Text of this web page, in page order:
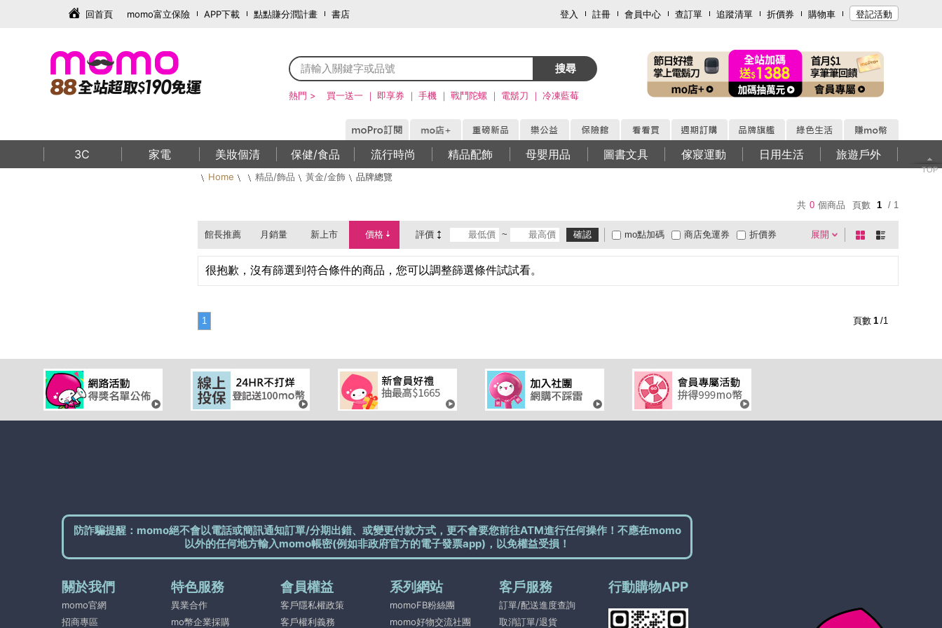
回首頁 momo富立保險 APP下載 點點賺分潤計畫 書店 登入 註冊 會員中心 查訂單 追蹤清單 折價券 購物車 登記活動
搜尋
熱門 > 買一送一 即享券 手機 戰鬥陀螺 電鬍刀 冷凍藍莓
3C 家電 美妝個清 保健/食品 流行時尚 精品配飾 母嬰用品 圖書文具 傢寢運動 日用生活 旅遊戶外
Home 精品/飾品 黃金/金飾 品牌總覽
共 0 個商品 頁數 1 / 1
館長推薦 月銷量 新上市 價格 評價 ~ 確認 展開
mo點加碼 商店免運券
折價券
0利率
商品有量
快速到貨
棋
盤
列
很抱歉，沒有篩選到符合條件的商品，您可以調整篩選條件試試看。
頁數 1 /1
1
TOP
防詐騙提醒：momo絕不會以電話或簡訊通知訂單/分期出錯、或變更付款方式，更不會要您前往ATM進行任何操作！不應在momo
以外的任何地方輸入momo帳密(例如非政府官方的電子發票app)，以免權益受損！
關於我們
momo官網
招商專區
特色服務
異業合作
mo幣企業採購
會員權益
客戶隱私權政策
客戶權利義務
系列網站
momoFB粉絲團
momo好物交流社團
客戶服務
訂單/配送進度查詢
取消訂單/退貨
行動購物APP